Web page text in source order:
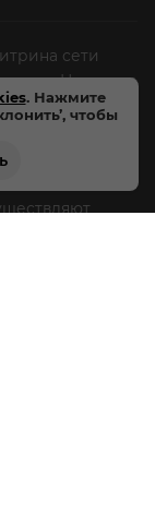
. Нажмите
чтобы
сети
Напитков
товара в